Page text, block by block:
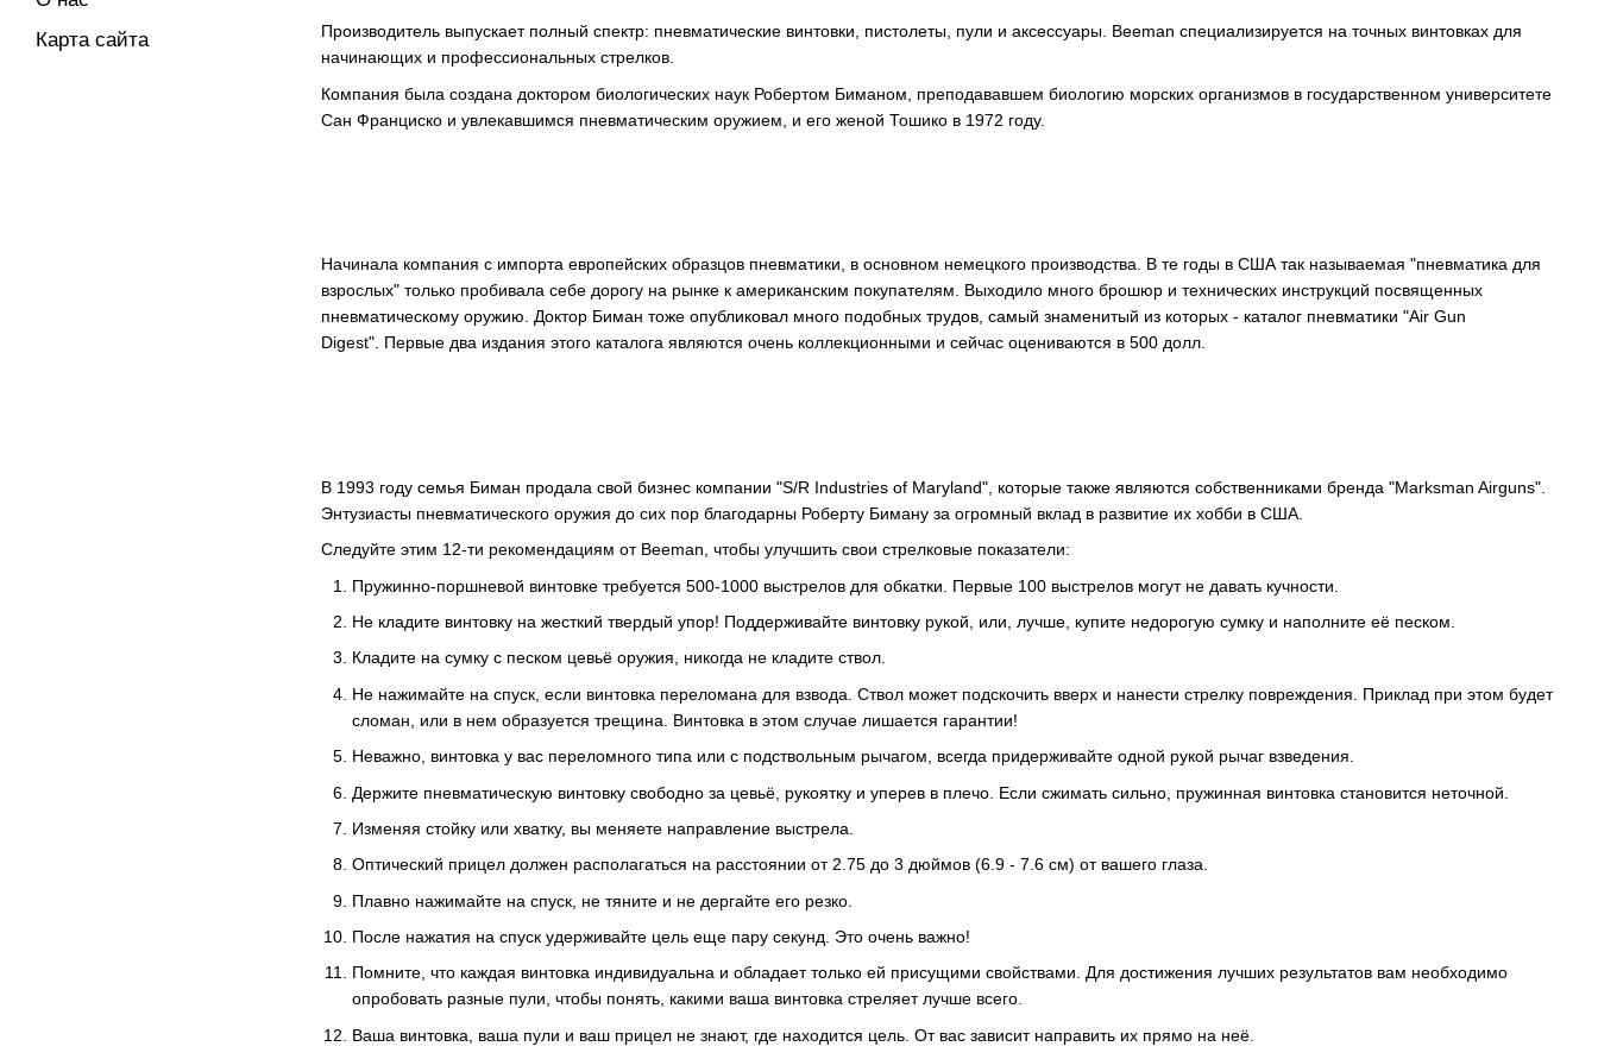
Производитель выпускает полный спектр: пневматические винтовки, пистолеты, пули и аксессуары. Beeman специализируется на точных винтовках для
начинающих и профессиональных стрелков.
Компания была создана доктором биологических наук Робертом Биманом, преподававшем биологию морских организмов в государственном университете
Сан Франциско и увлекавшимся пневматическим оружием, и его женой Тошико в 1972 году.
Начинала компания с импорта европейских образцов пневматики, в основном немецкого производства. В те годы в США так называемая "пневматика для
взрослых" только пробивала себе дорогу на рынке к американским покупателям. Выходило много брошюр и технических инструкций посвященных
пневматическому оружию. Доктор Биман тоже опубликовал много подобных трудов, самый знаменитый из которых - каталог пневматики "Air Gun
Digest". Первые два издания этого каталога являются очень коллекционными и сейчас оцениваются в 500 долл.
В 1993 году семья Биман продала свой бизнес компании "S/R Industries of Maryland", которые также являются собственниками бренда "Marksman Airguns".
Энтузиасты пневматического оружия до сих пор благодарны Роберту Биману за огромный вклад в развитие их хобби в США.
Следуйте этим 12-ти рекомендациям от Beeman, чтобы улучшить свои стрелковые показатели:
Пружинно-поршневой винтовке требуется 500-1000 выстрелов для обкатки. Первые 100 выстрелов могут не давать кучности.
Не кладите винтовку на жесткий твердый упор! Поддерживайте винтовку рукой, или, лучше, купите недорогую сумку и наполните её песком.
Кладите на сумку с песком цевьё оружия, никогда не кладите ствол.
Не нажимайте на спуск, если винтовка переломана для взвода. Ствол может подскочить вверх и нанести стрелку повреждения. Приклад при этом будет
сломан, или в нем образуется трещина. Винтовка в этом случае лишается гарантии!
Неважно, винтовка у вас переломного типа или с подствольным рычагом, всегда придерживайте одной рукой рычаг взведения.
Держите пневматическую винтовку свободно за цевьё, рукоятку и уперев в плечо. Если сжимать сильно, пружинная винтовка становится неточной.
Изменяя стойку или хватку, вы меняете направление выстрела.
Оптический прицел должен располагаться на расстоянии от 2.75 до 3 дюймов (6.9 - 7.6 см) от вашего глаза.
Плавно нажимайте на спуск, не тяните и не дергайте его резко.
После нажатия на спуск удерживайте цель еще пару секунд. Это очень важно!
Помните, что каждая винтовка индивидуальна и обладает только ей присущими свойствами. Для достижения лучших результатов вам необходимо
опробовать разные пули, чтобы понять, какими ваша винтовка стреляет лучше всего.
Ваша винтовка, ваша пули и ваш прицел не знают, где находится цель. От вас зависит направить их прямо на неё.
Карта сайта